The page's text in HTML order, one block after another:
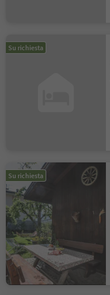
Su richiesta
Su richiesta